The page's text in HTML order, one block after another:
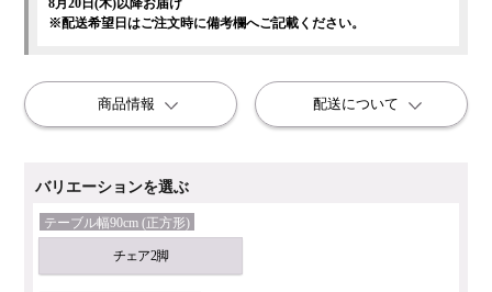
バリエーションを選ぶ
テーブル幅90cm (正方形)
チェア2脚
8月20日(木)以降お届け
※配送希望日はご注文時に備考欄へご記載ください。
商品情報 配送について